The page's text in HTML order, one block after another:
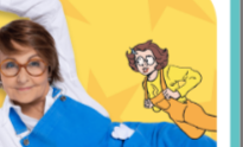
la douceur